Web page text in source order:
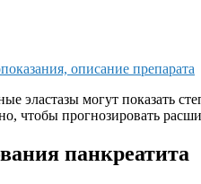
описание препарата
эластазы могут показать
чтобы прогнозировать
панкреатита